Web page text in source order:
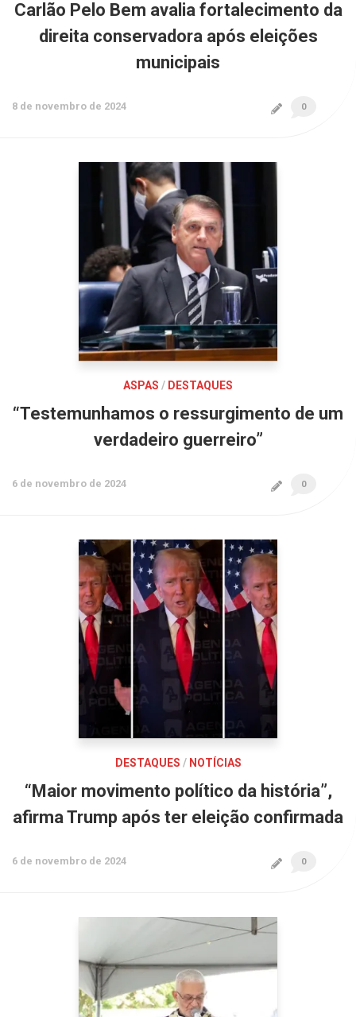
Carlão Pelo Bem avalia fortalecimento da
direita conservadora após eleições
municipais
0
8 de novembro de 2024
ASPAS / DESTAQUES
“Testemunhamos o ressurgimento de um
verdadeiro guerreiro”
0
6 de novembro de 2024
DESTAQUES / NOTÍCIAS
“Maior movimento político da história”,
afirma Trump após ter eleição confirmada
0
6 de novembro de 2024